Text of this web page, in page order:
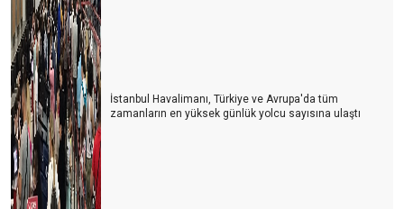
ELDE KALAN SON KALE TRANSFER
'' YAPACAK BİR ŞEY YOK ''
ACENTECİ VE OTELCİ
ONLAR BİZİ ANLAYAMAZLAR
PAZAR OLUŞTURAMAMA SORUNSALI
MARS VE VENÜS
İstanbul Havalimanı, Türkiye ve Avrupa'da tüm
zamanların en yüksek günlük yolcu sayısına ulaştı